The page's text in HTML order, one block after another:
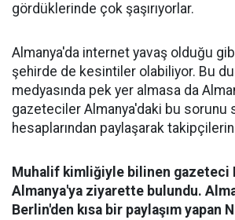
gördüklerinde çok şaşırıyorlar.
Almanya'da internet yavaş olduğu
şehirde de kesintiler olabiliyor. Bu
medyasında pek yer almasa da
gazeteciler Almanya'daki bu sorunu
hesaplarından paylaşarak
Muhalif kimliğiyle bilinen gazeteci
Almanya'ya ziyarette bulundu.
Berlin'den kısa bir paylaşım yapan